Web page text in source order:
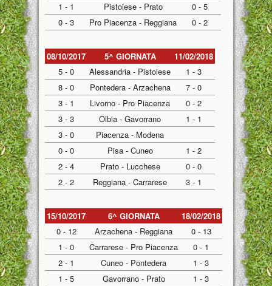
1 - 1
Pistoiese - Prato
0 - 5
0 - 3
Pro Piacenza - Reggiana 0 - 2
08/10/2017 5^ GIORNATA
11/02/2018
5 - 0
Alessandria - Pistoiese
1 - 3
8 - 0
Pontedera - Arzachena
7 - 0
3 - 1
Livorno - Pro Piacenza
0 - 2
3 - 3
Olbia - Gavorrano
1 - 1
3 - 0
Piacenza - Modena
0 - 0
Pisa - Cuneo
1 - 2
2 - 4
Prato - Lucchese
0 - 0
2 - 2
Reggiana - Carrarese 3 - 1
15/10/2017 6^ GIORNATA
18/02/2018
0 - 12
Arzachena - Reggiana
0 - 13
1 - 0
Carrarese - Pro Piacenza
0 - 1
2 - 1
Cuneo - Pontedera
1 - 3
1 - 5
Gavorrano - Prato
1 - 3